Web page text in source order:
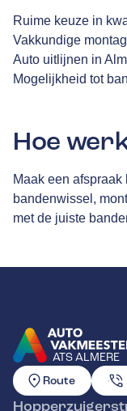
Ruime keuze in
Vakkundige
Auto uitlijnen in
Mogelijkheid tot
Hoe
Maak een
bandenwissel,
met de juiste
ATS ALMERE
GA NAAR DE
Route